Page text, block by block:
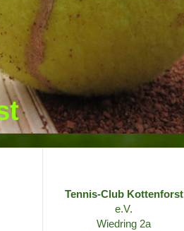
Tennis-Club Kottenforst
e.V.
Wiedring 2a